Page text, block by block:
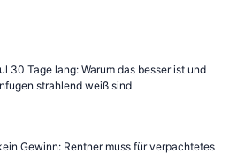
30 Tage lang: Warum das besser ist und
strahlend weiß sind
Gewinn: Rentner muss für verpachtetes